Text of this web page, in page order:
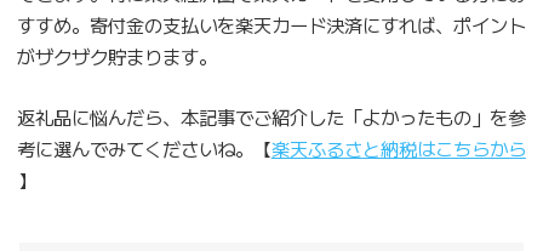
すすめ。寄付金の支払いを楽天カード決済にすれば、ポイント
がザクザク貯まります。
返礼品に悩んだら、本記事でご紹介した「よかったもの」を参
考に選んでみてくださいね。【楽天ふるさと納税はこちらから
】